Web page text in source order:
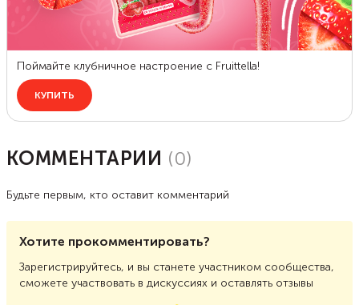
КОММЕНТАРИИ (0)
Будьте первым, кто оставит комментарий
Хотите прокомментировать?
Зарегистрируйтесь, и вы станете участником сообщества,
сможете участвовать в дискуссиях и оставлять отзывы